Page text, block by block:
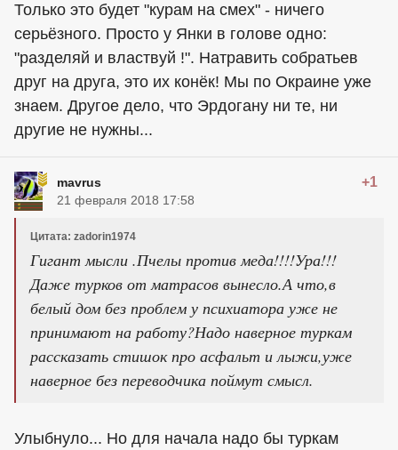
Только это будет "курам на смех" - ничего
серьёзного. Просто у Янки в голове одно:
"разделяй и властвуй !". Натравить собратьев
друг на друга, это их конёк! Мы по Окраине уже
знаем. Другое дело, что Эрдогану ни те, ни
другие не нужны...
mavrus +1
21 февраля 2018 17:58
Цитата: zadorin1974
Гигант мысли .Пчелы против меда!!!!Ура!!!
Даже турков от матрасов вынесло.А что,в
белый дом без проблем у психиатора уже не
принимают на работу?Надо наверное туркам
рассказать стишок про асфальт и лыжи,уже
наверное без переводчика поймут смысл.
Улыбнуло... Но для начала надо бы туркам